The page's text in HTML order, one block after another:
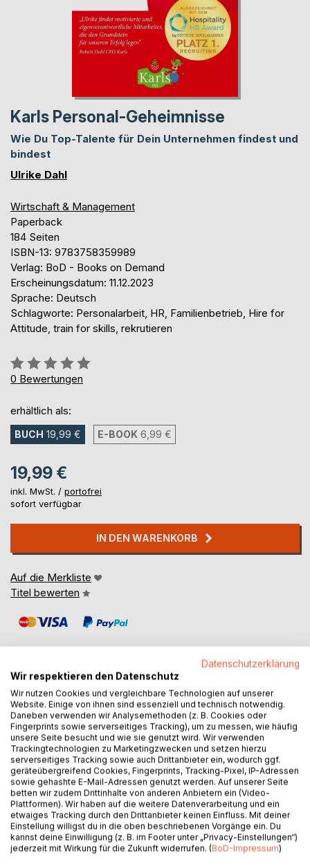
Karls Personal-Geheimnisse
Wie Du Top-Talente für Dein Unternehmen findest und
bindest
Ulrike Dahl
Wirtschaft & Management
Paperback
184 Seiten
ISBN-13: 9783758359989
Verlag: BoD - Books on Demand
Erscheinungsdatum: 11.12.2023
Sprache: Deutsch
Schlagworte: Personalarbeit, HR, Familienbetrieb, Hire for
Attitude, train for skills, rekrutieren
Bewertung::
0%
0 Bewertungen
erhältlich als:
BUCH 19,99 € E-BOOK 6,99 €
19,99 €
inkl. MwSt. / portofrei
sofort verfügbar
IN DEN WARENKORB
Auf die Merkliste
Titel bewerten
BESCHREIBUNG
Gute Mitarbeiter zu finden und zu halten, ist eine Kunst, die
über Erfolg und Misserfolg eines Unternehmens
entscheidet. Ulrike Dahl, Geschäftsleiterin des HR-
Bereichs bei „Karls“, hat es sich zur Lebensaufgabe
gemacht, Talente zu entdecken und zu fördern. In diesem
Buch nimmt sie Fans wie Unternehmer gleichermaßen mit
hinter die Kulissen des Familienunternehmens und gibt
Einblicke in die 'Karls'-Geschichte und die liebevollen
Rekrutierungs- und Schulungsprozesse, die aus Bewerbern
Datenschutzerklärung
Wir respektieren den Datenschutz
Wir nutzen Cookies und vergleichbare Technologien auf unserer
Website. Einige von ihnen sind essenziell und technisch notwendig.
Daneben verwenden wir Analysemethoden (z. B. Cookies oder
Fingerprints sowie serverseitiges Tracking), um zu messen, wie häufig
unsere Seite besucht und wie sie genutzt wird. Wir verwenden
Trackingtechnologien zu Marketingzwecken und setzen hierzu
serverseitiges Tracking sowie auch Drittanbieter ein, wodurch ggf.
geräteübergreifend Cookies, Fingerprints, Tracking-Pixel, IP-Adressen
sowie gehashte E-Mail-Adressen genutzt werden. Auf unserer Seite
betten wir zudem Drittinhalte von anderen Anbietern ein (Video-
Plattformen). Wir haben auf die weitere Datenverarbeitung und ein
etwaiges Tracking durch den Drittanbieter keinen Einfluss. Mit deiner
Einstellung willigst du in die oben beschriebenen Vorgänge ein. Du
kannst deine Einwilligung (z. B. im Footer unter „Privacy-Einstellungen“)
jederzeit mit Wirkung für die Zukunft widerrufen. (BoD-Impressum)